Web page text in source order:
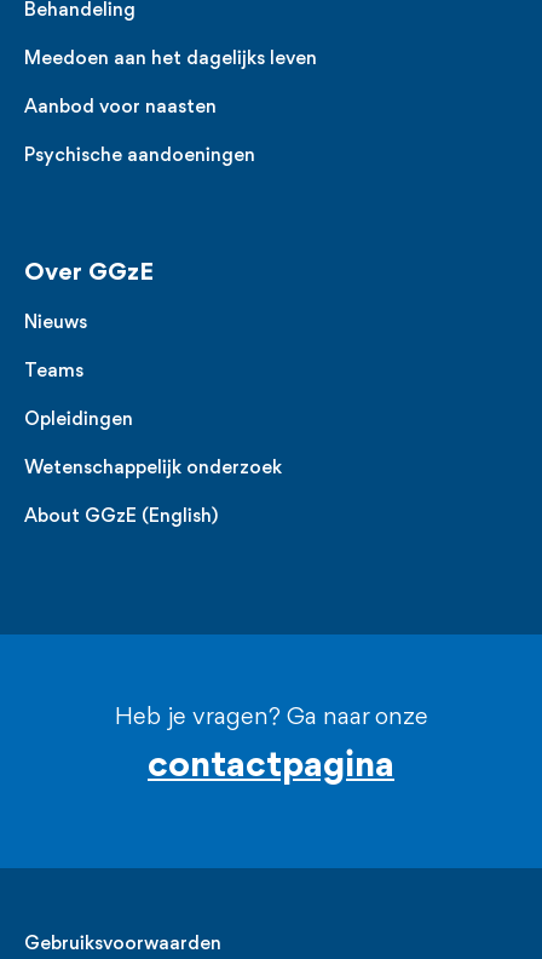
Behandeling
Meedoen aan het dagelijks leven
Aanbod voor naasten
Psychische aandoeningen
Over GGzE
Nieuws
Teams
Opleidingen
Wetenschappelijk onderzoek
About GGzE (English)
Heb je vragen? Ga naar onze
contactpagina
Legal
Gebruiksvoorwaarden